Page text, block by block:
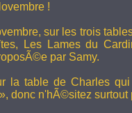
!
sur les trois
Les Lames du
par Samy.
la table de Charles
donc n'hÃ©sitez